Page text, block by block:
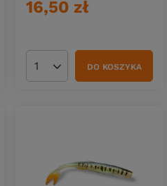
16,50 zł
Ilość produktówDO KOSZYKA